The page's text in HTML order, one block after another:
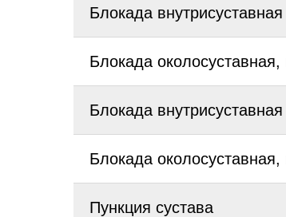
Блокада
Блокада
Блокада
Блокада
Пункция сустава